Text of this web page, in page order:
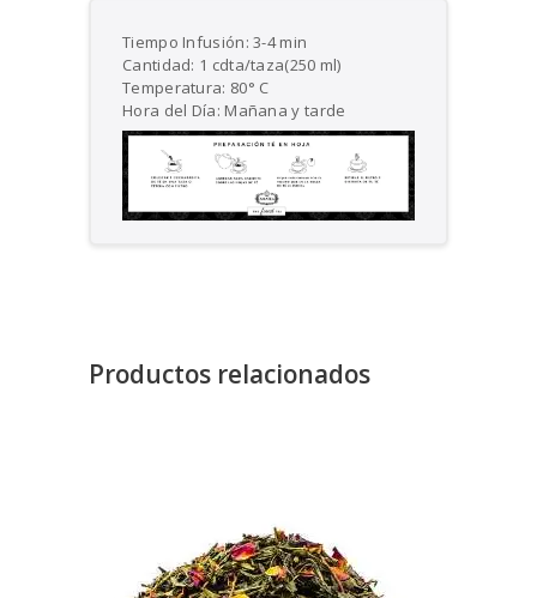
Tiempo Infusión: 3-4 min
Cantidad: 1 cdta/taza(250 ml)
Temperatura: 80° C
Hora del Día: Mañana y tarde
Productos relacionados